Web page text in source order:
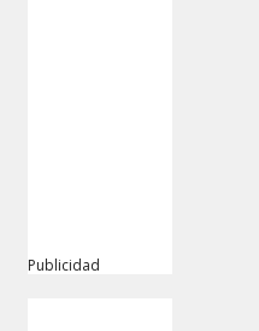
Publicidad